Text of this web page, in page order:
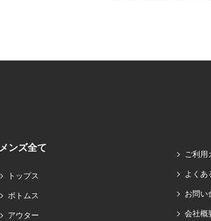
メンズ全て
トップス
ボトムス
アウター
ご利用
よくあ
お問い
会社概